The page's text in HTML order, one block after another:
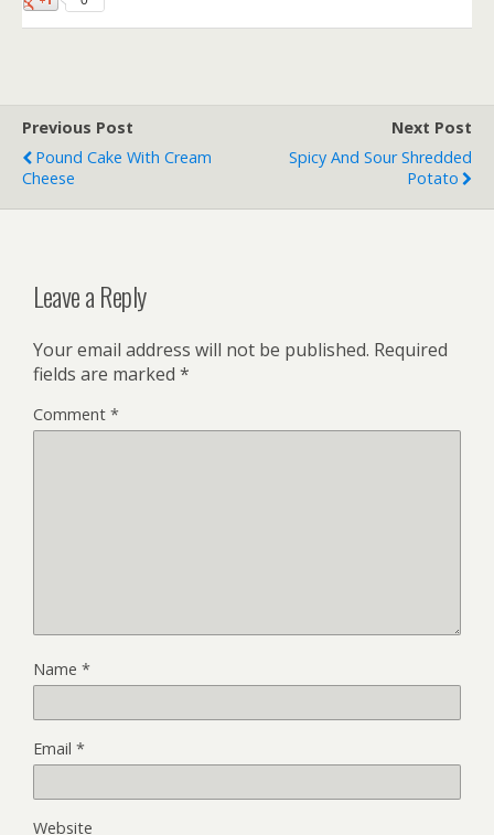
Previous Post
Pound Cake With Cream
Cheese
Next Post
Spicy And Sour Shredded
Potato
Leave a Reply
Your email address will not be published. Required
fields are marked *
Comment *
Name *
Email *
Website